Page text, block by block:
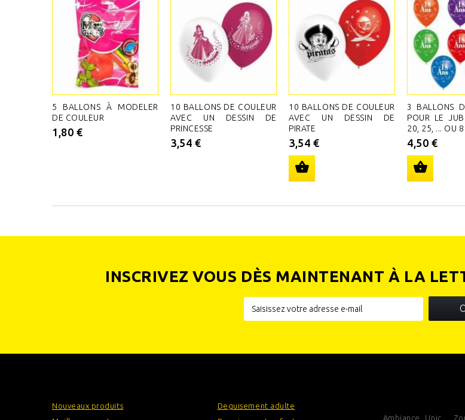
5 BALLONS À MODELER
DE COULEUR
1,80 €
10 BALLONS DE COULEUR
AVEC UN DESSIN DE
PRINCESSE
3,54 €
10 BALLONS DE COULEUR
AVEC UN DESSIN DE
PIRATE
3,54 €
3 BALLONS
POUR LE
20, 25, ... OU
4,50 €
INSCRIVEZ VOUS DÈS MAINTENANT À LA
Nouveaux produits
Deguisement adulte
Ambiance Unic ,